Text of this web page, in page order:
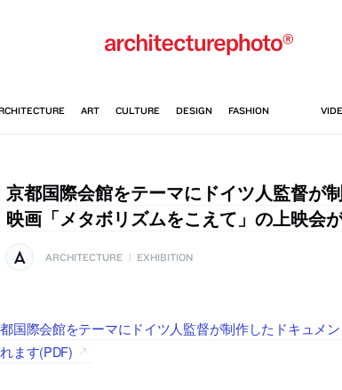
京都国際会館をテーマにドイツ人監督が
映画「メタボリズムをこえて」の上映会
ARCHITECTURE | EXHIBITION
国際会館をテーマにドイツ人監督が制作したドキュメ
ます(PDF)